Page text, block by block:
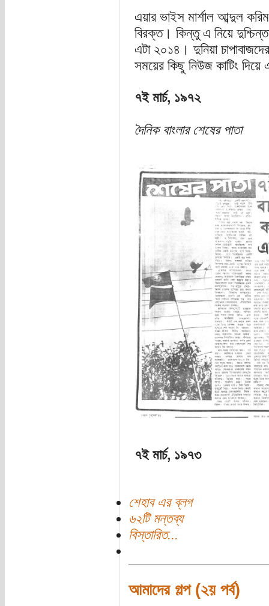
এয়ার ভাইস মার্শাল আব্দুল
বিরক্ত। কিন্তু এ নিয়ে
এটা ২০১৪। দুনিয়া
সময়ের কিছু নিউজ কাটিং
৭ই মার্চ, ১৯৭২
দৈনিক বাংলার শেষের পাতা
৭ই মার্চ, ১৯৭৩
শেহাব এর ব্লগ
৬২টি মন্তব্য
বিস্তারিত...
আমাদের গল্প (২য় পর্ব)